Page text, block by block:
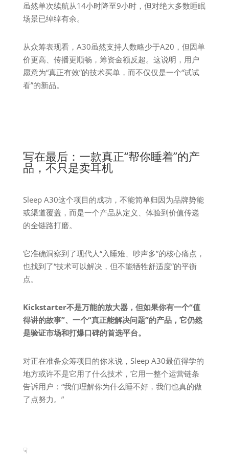
虽然单次续航从14小时降至9小时，但对绝大多数睡眠
场景已绰绰有余。
从众筹表现看，A30虽然支持人数略少于A20，但因单
价更高、传播更顺畅，筹资金额反超。这说明，用户
愿意为“真正有效”的技术买单，而不仅仅是一个“试试
看”的新品。
写在最后：一款真正“帮你睡着”的产
品，不只是卖耳机
Sleep A30这个项目的成功，不能简单归因为品牌势能
或渠道覆盖，而是一个产品从定义、体验到价值传递
的全链路打磨。
它准确洞察到了现代人“入睡难、吵声多”的核心痛点，
也找到了“技术可以解决，但不能牺牲舒适度”的平衡
点。
Kickstarter不是万能的放大器，但如果你有一个“值
得讲的故事”、一个“真正能解决问题”的产品，它仍然
是验证市场和打爆口碑的首选平台。
对正在准备众筹项目的你来说，Sleep A30最值得学的
地方或许不是它用了什么技术，它用一整个运营链条
告诉用户：“我们理解你为什么睡不好，我们也真的做
了点努力。”
☟